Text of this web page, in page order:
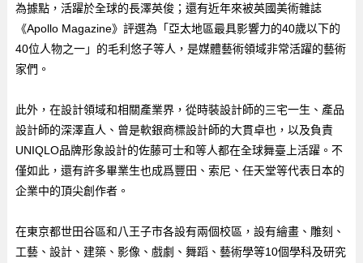
為據點，活躍於全球的長澤英俊；還有近年來被英國美術雜誌
《Apollo Magazine》評選為「亞太地區最具影響力的40歲以下的
40位人物之一」的毛利悠子等人，是媒體藝術領域非常活躍的藝術
家們。
此外，在設計領域和相關產業界，從時裝設計師的三宅一生、產品
設計師的深澤直人、曾是軟銀商標設計師的大貫卓也，以及負責
UNIQLO品牌形象設計的佐藤可士和等人都在全球舞臺上活躍。不
僅如此，還有許多畢業生也成爲豐田、索尼、任天堂等代表日本的
企業中的頂尖創作者。
在東京都世田谷區和八王子市各設有兩個校區，設有繪畫、雕刻、
工藝、設計、建築、影像、戲劇、舞蹈、藝術學等10個學科及研究